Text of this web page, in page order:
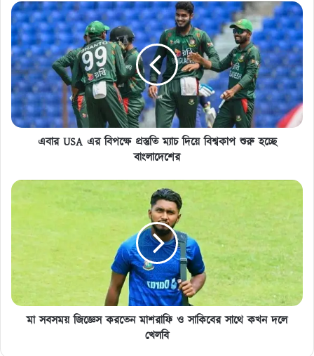
এবার
USA
এর
বিপক্ষে
প্রস্তুতি
ম্যাচ
দিয়ে
বিশ্বকাপ
শুরু
এবার USA এর বিপক্ষে প্রস্তুতি ম্যাচ দিয়ে বিশ্বকাপ শুরু হচ্ছে
বাংলাদেশের
মা
করতেন
মাশরাফি
সাকিবের
সাথে
কখন
মা সবসময় জিজ্ঞেস করতেন মাশরাফি ও সাকিবের সাথে কখন দলে
খেলবি